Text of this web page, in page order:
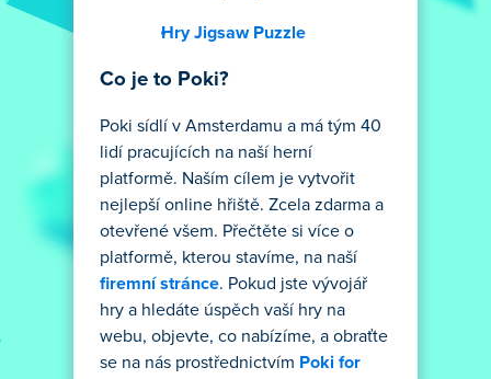
Hry Jigsaw Puzzle
Co je to Poki?
Poki sídlí v Amsterdamu a má tým 40
lidí pracujících na naší herní
platformě. Naším cílem je vytvořit
nejlepší online hřiště. Zcela zdarma a
otevřené všem. Přečtěte si více o
platformě, kterou stavíme, na naší
firemní stránce. Pokud jste vývojář
hry a hledáte úspěch vaší hry na
webu, objevte, co nabízíme, a obraťte
se na nás prostřednictvím Poki for